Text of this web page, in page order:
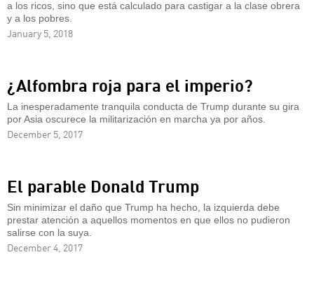
a los ricos, sino que está calculado para castigar a la clase obrera
y a los pobres.
January 5, 2018
¿Alfombra roja para el imperio?
La inesperadamente tranquila conducta de Trump durante su gira
por Asia oscurece la militarización en marcha ya por años.
December 5, 2017
El parable Donald Trump
Sin minimizar el daño que Trump ha hecho, la izquierda debe
prestar atención a aquellos momentos en que ellos no pudieron
salirse con la suya.
December 4, 2017